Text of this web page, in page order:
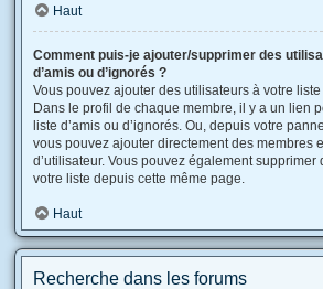
Haut
Comment puis-je ajouter/supprimer des
d’amis ou d’ignorés ?
Vous pouvez ajouter des utilisateurs à votre
Dans le profil de chaque membre, il y a un lien
liste d’amis ou d’ignorés. Ou, depuis votre
vous pouvez ajouter directement des membres
d’utilisateur. Vous pouvez également supprimer
votre liste depuis cette même page.
Haut
Recherche dans les forums